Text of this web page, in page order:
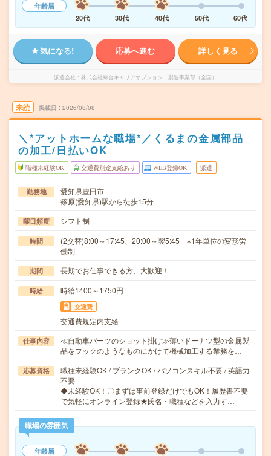
年齢層
20代
30代 40代 50代 60代
気になる! 応募へ進む 詳しく見る
派遣会社 株式会社綜合キャリアオプション 製造事業部（全国）
未読 掲載日 2026/08/08
＼*アットホームな職場*／くるまの金属部品
の加工/日払いOK
職種未経験OK 交通費別途支給あり WEB登録OK 派遣
勤務地
愛知県豊田市
篠原(愛知県)駅から徒歩15分
曜日頻度 シフト制
時間
(2交替)8:00～17:45、20:00～翌5:45 ※1年単位の変形労
働制
期間 長期でお仕事できる方、大歓迎！
時給 時給1400～1750円
交通費
交通費規定内支給
仕事内容
≪自動車パーツのショット掛け≫薄いドーナツ型の金属製
品をフックのようなものにかけて機械加工する業務を…
応募資格
職種未経験OK / ブランクOK / パソコンスキル不要 / 英語力
不要
◆未経験OK！〇まずは事前登録だけでもOK！履歴書不要
で気軽にオンライン登録★氏名・職種などを入力す…
職場の雰囲気
年齢層